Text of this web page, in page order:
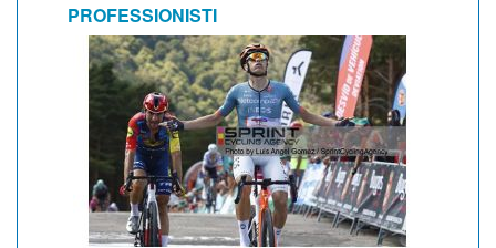
PROFESSIONISTI